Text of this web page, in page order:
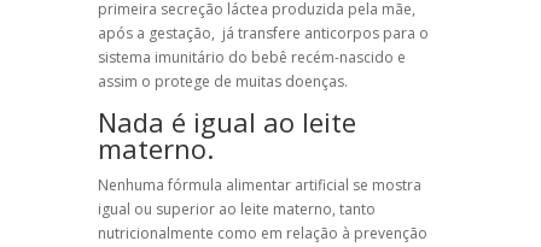
primeira secreção láctea produzida pela mãe,
após a gestação, já transfere anticorpos para o
sistema imunitário do bebê recém-nascido e
assim o protege de muitas doenças.
Nada é igual ao leite
materno.
Nenhuma fórmula alimentar artificial se mostra
igual ou superior ao leite materno, tanto
nutricionalmente como em relação à prevenção